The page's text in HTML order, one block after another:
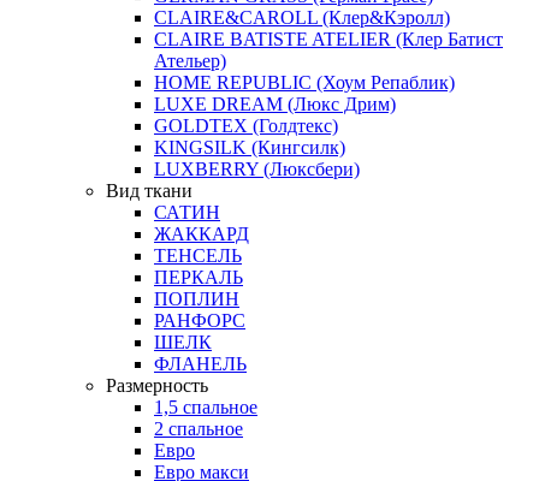
CLAIRE&CAROLL (Клер&Кэролл)
CLAIRE BATISTE ATELIER (Клер Батист
Ательер)
HOME REPUBLIC (Хоум Репаблик)
LUXE DREAM (Люкс Дрим)
GOLDTEX (Голдтекс)
KINGSILK (Кингсилк)
LUXBERRY (Люксбери)
Вид ткани
САТИН
ЖАККАРД
ТЕНСЕЛЬ
ПЕРКАЛЬ
ПОПЛИН
РАНФОРС
ШЕЛК
ФЛАНЕЛЬ
Размерность
1,5 спальное
2 спальное
Евро
Евро макси